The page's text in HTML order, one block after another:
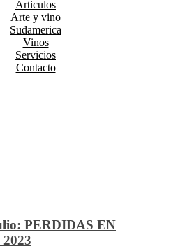
Articulos
Arte y vino
Sudamerica
Vinos
Servicios
Contacto
PERDIDAS EN